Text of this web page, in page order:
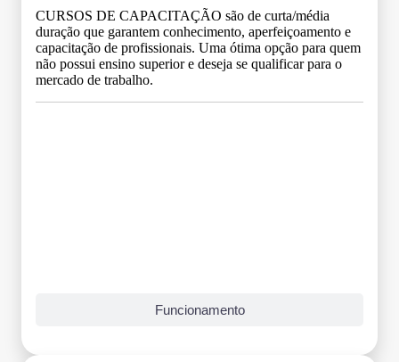
CURSOS DE CAPACITAÇÃO são de curta/média
duração que garantem conhecimento, aperfeiçoamento e
capacitação de profissionais. Uma ótima opção para quem
não possui ensino superior e deseja se qualificar para o
mercado de trabalho.
Funcionamento